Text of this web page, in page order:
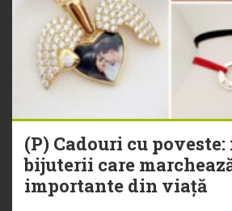
(P) Cadouri cu
bijuterii care
importante din viață